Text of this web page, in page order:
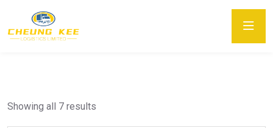
Showing all 7 results